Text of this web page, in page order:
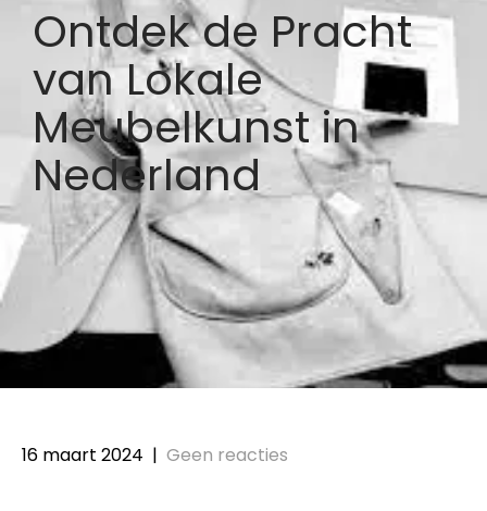
Ontdek de Pracht
van Lokale
Meubelkunst in
Nederland
16 maart 2024 | Geen reacties